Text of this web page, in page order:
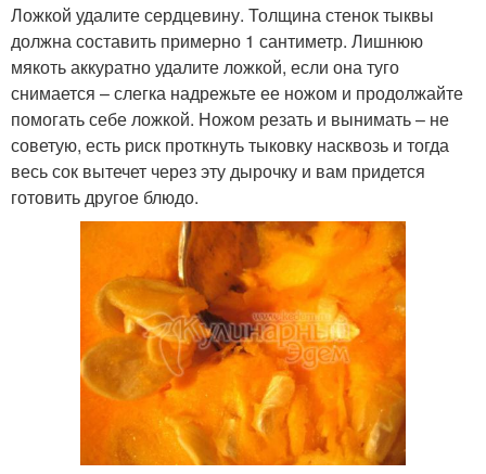
Ложкой удалите сердцевину. Толщина стенок тыквы
должна составить примерно 1 сантиметр. Лишнюю
мякоть аккуратно удалите ложкой, если она туго
снимается – слегка надрежьте ее ножом и продолжайте
помогать себе ложкой. Ножом резать и вынимать – не
советую, есть риск проткнуть тыковку насквозь и тогда
весь сок вытечет через эту дырочку и вам придется
готовить другое блюдо.